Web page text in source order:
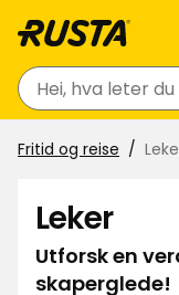
Søk
Fritid og reise
Leker
Utforsk en
skaperglede!